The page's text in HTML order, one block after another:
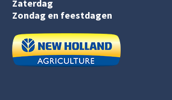
Zaterdag
Zondag en feestdagen